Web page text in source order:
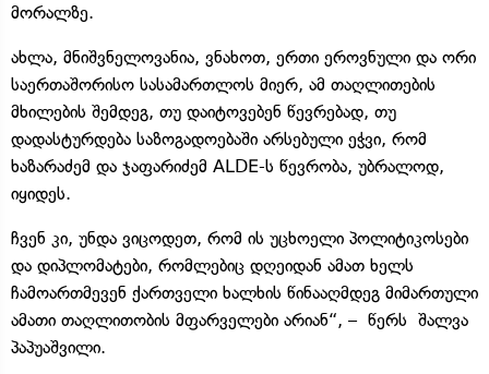
მორალზე.
ახლა, მნიშვნელოვანია, ვნახოთ, ერთი ეროვნული და ორი
საერთაშორისო სასამართლოს მიერ, ამ თაღლითების
მხილების შემდეგ, თუ დაიტოვებენ წევრებად, თუ
დადასტურდება საზოგადოებაში არსებული ეჭვი, რომ
ხაზარაძემ და ჯაფარიძემ ALDE-ს წევრობა, უბრალოდ,
იყიდეს.
ჩვენ კი, უნდა ვიცოდეთ, რომ ის უცხოელი პოლიტიკოსები
და დიპლომატები, რომლებიც დღეიდან ამათ ხელს
ჩამოართმევენ ქართველი ხალხის წინააღმდეგ მიმართული
ამათი თაღლითობის მფარველები არიან“, – წერს შალვა
პაპუაშვილი.